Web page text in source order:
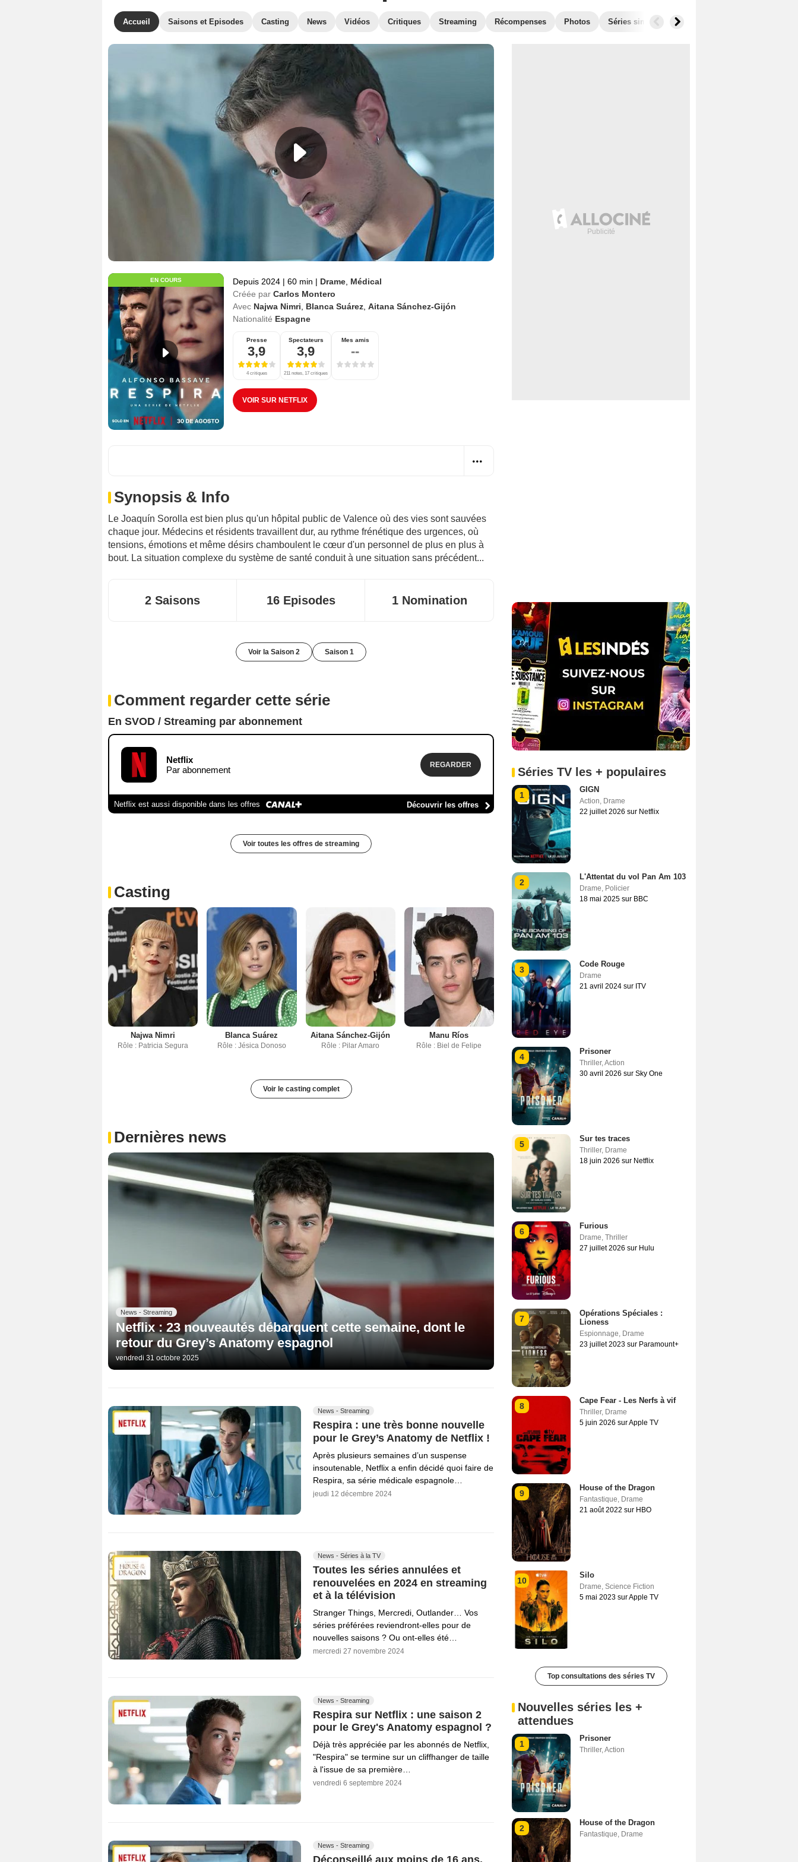
Accueil Saisons et Episodes Casting News Vidéos Critiques Streaming Récompenses Photos Séries similaires
EN COURS Depuis 2024 | 60 min | Drame Médical
Créée par Carlos Montero
Avec Najwa Nimri Blanca Suárez Aitana Sánchez-Gijón
Nationalité Espagne
Presse
3,9
4 critiques
Spectateurs
3,9
211 notes, 17 critiques
Mes amis
--
VOIR SUR NETFLIX
Synopsis & Info
Le Joaquín Sorolla est bien plus qu'un hôpital public de Valence où des vies sont sauvées
chaque jour. Médecins et résidents travaillent dur, au rythme frénétique des urgences, où
tensions, émotions et même désirs chamboulent le cœur d'un personnel de plus en plus à
bout. La situation complexe du système de santé conduit à une situation sans précédent...
2 Saisons 16 Episodes 1 Nomination
Voir la Saison 2 Saison 1
Comment regarder cette série
En SVOD / Streaming par abonnement
Netflix
Par abonnement
REGARDER
Netflix est aussi disponible dans les offres Découvrir les offres
Voir toutes les offres de streaming
Casting
Najwa Nimri
Rôle : Patricia Segura
Blanca Suárez
Rôle : Jésica Donoso
Aitana Sánchez-Gijón
Rôle : Pilar Amaro
Manu Ríos
Rôle : Biel de Felipe
Voir le casting complet
Dernières news
News - Streaming
Netflix : 23 nouveautés débarquent cette semaine, dont le
retour du Grey’s Anatomy espagnol
vendredi 31 octobre 2025
News - Streaming
Respira : une très bonne nouvelle
pour le Grey’s Anatomy de Netflix !
Après plusieurs semaines d’un suspense
insoutenable, Netflix a enfin décidé quoi faire de
Respira, sa série médicale espagnole…
jeudi 12 décembre 2024
News - Séries à la TV
Toutes les séries annulées et
renouvelées en 2024 en streaming
et à la télévision
Stranger Things, Mercredi, Outlander… Vos
séries préférées reviendront-elles pour de
nouvelles saisons ? Ou ont-elles été…
mercredi 27 novembre 2024
News - Streaming
Respira sur Netflix : une saison 2
pour le Grey's Anatomy espagnol ?
Déjà très appréciée par les abonnés de Netflix,
"Respira" se termine sur un cliffhanger de taille
à l'issue de sa première…
vendredi 6 septembre 2024
News - Streaming
Déconseillé aux moins de 16 ans,
Séries TV les + populaires
1
GIGN
Action, Drame
22 juillet 2026 sur Netflix
2
L'Attentat du vol Pan Am 103
Drame, Policier
18 mai 2025 sur BBC
3
Code Rouge
Drame
21 avril 2024 sur ITV
4
Prisoner
Thriller,Action
30 avril 2026 sur Sky One
5
Sur tes traces
Thriller, Drame
18 juin 2026 sur Netflix
6
Furious
Drame, Thriller
27 juillet 2026 sur Hulu
7
Opérations Spéciales :
Lioness
Espionnage, Drame
23 juillet 2023 sur Paramount+
8
Cape Fear - Les Nerfs à vif
Thriller, Drame
5 juin 2026 sur Apple TV
9
House of the Dragon
Fantastique, Drame
21 août 2022 sur HBO
10
Silo
Drame, Science Fiction
5 mai 2023 sur Apple TV
Top consultations des séries TV
Nouvelles séries les +
attendues
1
Prisoner
Thriller,Action
2
House of the Dragon
Fantastique, Drame